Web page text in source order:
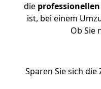
die
ist, bei einem
Ob Sie
Sparen Sie sich